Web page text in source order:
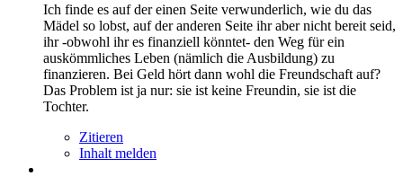
Ich finde es auf der einen Seite verwunderlich, wie du das
Mädel so lobst, auf der anderen Seite ihr aber nicht bereit seid,
ihr -obwohl ihr es finanziell könntet- den Weg für ein
auskömmliches Leben (nämlich die Ausbildung) zu
finanzieren. Bei Geld hört dann wohl die Freundschaft auf?
Das Problem ist ja nur: sie ist keine Freundin, sie ist die
Tochter.
Zitieren
Inhalt melden